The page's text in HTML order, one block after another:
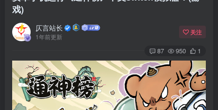
戏)
仄言站长
1年前更新
关注
87 950 1